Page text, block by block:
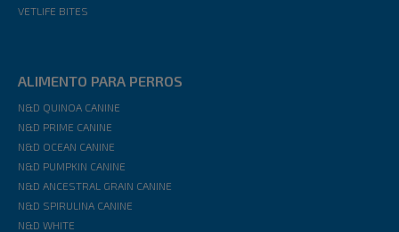
VETLIFE BITES
ALIMENTO PARA PERROS
N&D QUINOA CANINE
N&D PRIME CANINE
N&D OCEAN CANINE
N&D PUMPKIN CANINE
N&D ANCESTRAL GRAIN CANINE
N&D SPIRULINA CANINE
N&D WHITE